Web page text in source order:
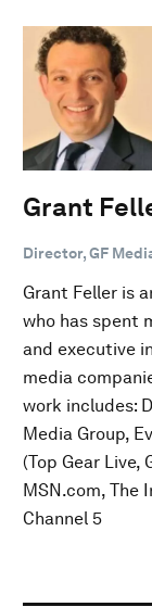
Grant
Director, GF
Grant Feller is
who has spent
and executive
media
work includes:
Media Group,
(Top Gear Live,
MSN.com, The
Channel 5